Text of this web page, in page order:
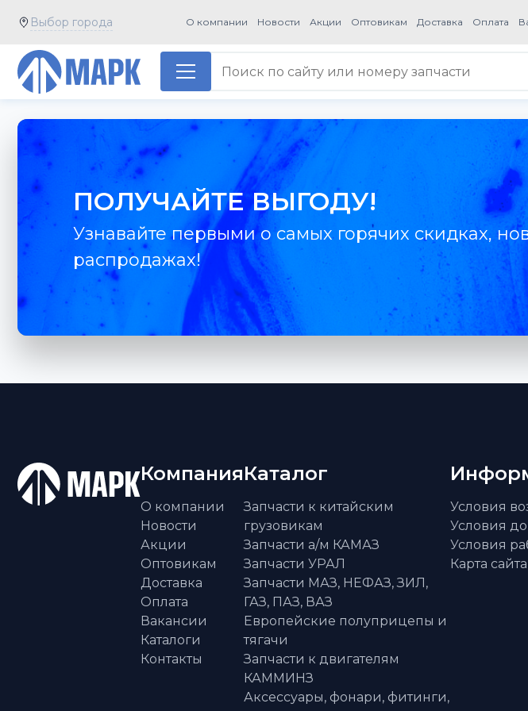
Выбор города О компании Новости Акции Оптовикам Доставка Оплата
ПОЛУЧАЙТЕ ВЫГОДУ!
Узнавайте первыми о самых горячих скидках,
распродажах!
Компания
О компании
Новости
Акции
Оптовикам
Доставка
Оплата
Вакансии
Каталоги
Контакты
Каталог
Запчасти к китайским
грузовикам
Запчасти а/м КАМАЗ
Запчасти УРАЛ
Запчасти МАЗ, НЕФАЗ, ЗИЛ,
ГАЗ, ПАЗ, ВАЗ
Европейские полуприцепы и
тягачи
Запчасти к двигателям
КАММИНЗ
Аксессуары, фонари, фитинги,
Условия
Условия
Условия
Карта сайта